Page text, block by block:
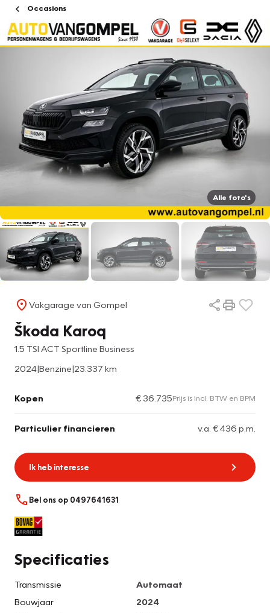
Occasions
Alle foto's
Vakgarage van Gompel
Škoda Karoq
1.5 TSI ACT Sportline Business
2024|Benzine|23.337 km
Kopen € 36.735Prijs is incl. BTW en BPM
Particulier financieren v.a. € 436 p.m.
Ik heb interesse
Bel ons op 0497641631
Specificaties
Transmissie
Automaat
Bouwjaar
2024